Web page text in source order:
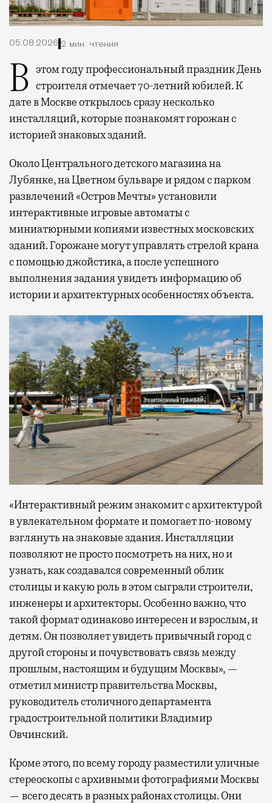
05.08.2026 2 мин. чтения
В этом году профессиональный праздник День строителя отмечает 70-летний юбилей. К
дате в Москве открылось сразу несколько
инсталляций, которые познакомят горожан с
историей знаковых зданий.
Около Центрального детского магазина на
Лубянке, на Цветном бульваре и рядом с парком
развлечений «Остров Мечты» установили
интерактивные игровые автоматы с
миниатюрными копиями известных московских
зданий. Горожане могут управлять стрелой крана
с помощью джойстика, а после успешного
выполнения задания увидеть информацию об
истории и архитектурных особенностях объекта.
«Интерактивный режим знакомит с архитектурой
в увлекательном формате и помогает по-новому
взглянуть на знаковые здания. Инсталляции
позволяют не просто посмотреть на них, но и
узнать, как создавался современный облик
столицы и какую роль в этом сыграли строители,
инженеры и архитекторы. Особенно важно, что
такой формат одинаково интересен и взрослым, и
детям. Он позволяет увидеть привычный город с
другой стороны и почувствовать связь между
прошлым, настоящим и будущим Москвы», —
отметил министр правительства Москвы,
руководитель столичного департамента
градостроительной политики Владимир
Овчинский.
Кроме этого, по всему городу разместили уличные
стереоскопы с архивными фотографиями Москвы
— всего десять в разных районах столицы. Они